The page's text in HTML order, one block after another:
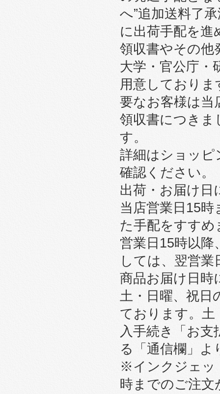
へ”追加送料了
に出荷手配を進
領収書やその他
大学・官公庁・
用意しておりま
要なお客様は当
領収書につきま
す。
詳細はショッ
確認ください。
出荷・お届け日
当店営業日15
た手配をすすめ
営業日15時以
しては、翌営
商品お届け日時
土・日曜、祝日
ております。土
入手続き「お
る「通信欄」
※インクジェッ
時までのご注文